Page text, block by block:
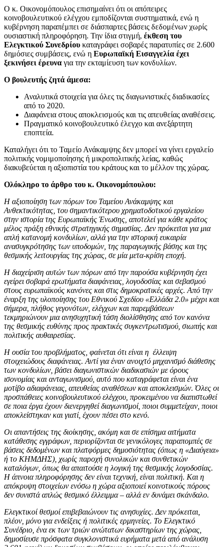
Ο κ. Οικονομόπουλος επισημαίνει ότι οι απόπειρες
κοινοβουλευτικού ελέγχου εμποδίζονται συστηματικά, ενώ η
κυβέρνηση παραπέμπει σε διάσπαρτες βάσεις δεδομένων χωρίς
ουσιαστική πληροφόρηση. Την ίδια στιγμή, έκθεση του
Ελεγκτικού Συνεδρίου καταγράφει σοβαρές παρατυπίες σε 2.600
δημόσιες συμβάσεις, ενώ η Ευρωπαϊκή Εισαγγελία έχει
ξεκινήσει έρευνα για την εκταμίευση των κονδυλίων.
Ο βουλευτής ζητά άμεσα:
Αναλυτικά στοιχεία για όλες τις διαγωνιστικές διαδικασίες
από το 2020.
Διαφάνεια στους αποκλεισμούς και τις απευθείας αναθέσεις.
Πραγματικό κοινοβουλευτικό έλεγχο και ανεξάρτητη
εποπτεία.
Καταλήγει ότι το Ταμείο Ανάκαμψης δεν μπορεί να γίνει εργαλείο
πολιτικής νομιμοποίησης ή μικροπολιτικής λείας, καθώς
διακυβεύεται η αξιοπιστία του κράτους και το μέλλον της χώρας.
Ολόκληρο το άρθρο του κ. Οικονομόπουλου:
Η αξιοποίηση των πόρων του Ταμείου Ανάκαμψης και
Ανθεκτικότητας, του σημαντικότερου χρηματοδοτικού εργαλείου
στην ιστορία της Ευρωπαϊκής Ένωσης, αποτελεί για κάθε κράτος
μέλος πράξη εθνικής στρατηγικής σημασίας. Δεν πρόκειται για μια
απλή κατανομή κονδυλίων, αλλά για την ιστορική ευκαιρία
ανασυγκρότησης των υποδομών, της παραγωγικής βάσης και της
θεσμικής λειτουργίας της χώρας, σε μία μετα-κρίση εποχή.
Η διαχείριση αυτών των πόρων από την παρούσα κυβέρνηση έχει
εγείρει σοβαρά ερωτήματα διαφάνειας, λογοδοσίας και σεβασμού
στους ευρωπαϊκούς κανόνες και στις δημοκρατικές αρχές. Από την
έναρξη της υλοποίησης του Εθνικού Σχεδίου «Ελλάδα 2.0» μέχρι και
σήμερα, πλήθος γεγονότων, ελέγχων και παρεμβάσεων
τεκμηριώνουν μια ανησυχητική τάση διολίσθησης από τον κανόνα
της θεσμικής ευθύνης προς πρακτικές συγκεντρωτισμού, σιωπής και
πολιτικής αυθαιρεσίας.
Η ουσία του προβλήματος, φαίνεται ότι είναι η έλλειψη
στοιχειώδους διαφάνειας. Αντί για έναν ανοιχτό μηχανισμό διάθεσης
των κονδυλίων, βάσει διαγωνιστικών διαδικασιών με όρους
ισονομίας και ανταγωνισμού, αυτό που καταγράφεται είναι ένα
μοτίβο αδιαφάνειας, απευθείας αναθέσεων και αποκλεισμών. Όλες οι
προσπάθειες κοινοβουλευτικού ελέγχου, προκειμένου να διαπιστωθεί
σε ποια έργα έχουν διενεργηθεί διαγωνισμοί, ποιοι συμμετείχαν, ποιοι
αποκλείστηκαν και γιατί, έχουν πέσει στο κενό.
Οι απαντήσεις της διοίκησης, ακόμη και σε επίσημα αιτήματα
κατάθεσης εγγράφων, περιορίζονται σε γενικόλογες παραπομπές σε
βάσεις δεδομένων και πλατφόρμες δημοσιότητας (όπως η «Διαύγεια»
ή το ΚΗΜΔΗΣ), χωρίς παροχή συνολικών και συνθετικών
καταλόγων, όπως θα απαιτούσε η λογική της θεσμικής λογοδοσίας.
Η άπνοια πληροφόρησης δεν είναι τεχνική, είναι πολιτική. Και η
απόκρυψη στοιχείων ενόσω η χώρα αξιοποιεί κοινοτικούς πόρους
δεν συνιστά απλώς θεσμικό έλλειμμα – αλλά εν δυνάμει σκάνδαλο.
Ελεγκτικοί θεσμοί επιβεβαιώνουν τις ανησυχίες. Δεν πρόκειται,
πλέον, μόνο για ενδείξεις ή πολιτικές ερμηνείες. Το Ελεγκτικό
Συνέδριο, ένα εκ των τριών ανώτατων δικαστηρίων της χώρας,
δημοσίευσε πρόσφατα συγκλονιστικά ευρήματα μετά από ανάλυση